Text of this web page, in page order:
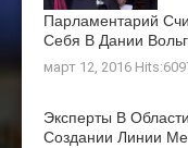
Парламентарий
Себя В Дании
март 12, 2016
Эксперты В
Создании Линии